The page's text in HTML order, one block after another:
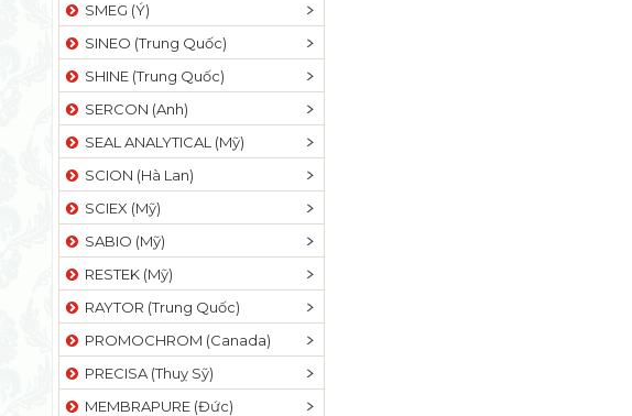
SMEG (Ý)
SINEO (Trung Quốc)
SHINE (Trung Quốc)
SERCON (Anh)
SEAL ANALYTICAL (Mỹ)
SCION (Hà Lan)
SCIEX (Mỹ)
SABIO (Mỹ)
RESTEK (Mỹ)
RAYTOR (Trung Quốc)
PROMOCHROM (Canada)
PRECISA (Thuỵ Sỹ)
MEMBRAPURE (Đức)